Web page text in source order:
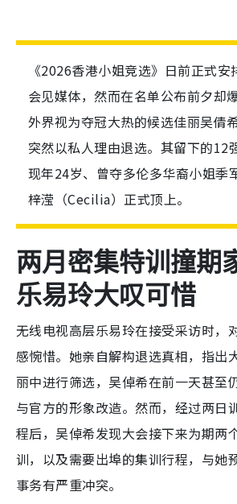
《2026香港小姐竞选》日前正式安
会见媒体，然而在名单公布前夕却
外界视为夺冠大热的候选佳丽吴倩
突然以私人理由退选。其留下的12
现年24岁、曾夺多伦多华裔小姐季
梓滢（Cecilia）正式顶上。
两月密集特训撞期
乐易玲大叹可惜
无线电视高层乐易玲在接受采访时，
感惋惜。她亲自解构退选真相，指出
丽中进行筛选，吴倬希在前一天甚至
与官方的形象改造。然而，经过两日
程后，吴倬希发现大会接下来为期两
训，以及需要出埠的集训行程，与她
事务有严重冲突。